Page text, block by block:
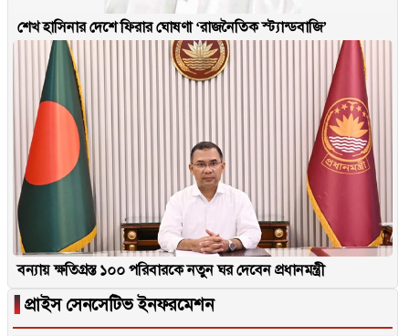
শেখ হাসিনার দেশে ফিরার ঘোষণা ‘রাজনৈতিক স্ট্যান্ডবাজি’
বন্যায় ক্ষতিগ্রস্ত ১০০ পরিবারকে নতুন ঘর দেবেন প্রধানমন্ত্রী
▐ প্রাইস সেনসেটিভ ইনফরমেশন